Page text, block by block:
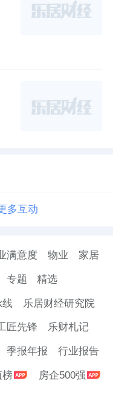
多互动
满意度 物业 家居
专题 精选
线 乐居财经研究院
匠先锋 乐财札记
季报年报 行业报告
榜 房企500强